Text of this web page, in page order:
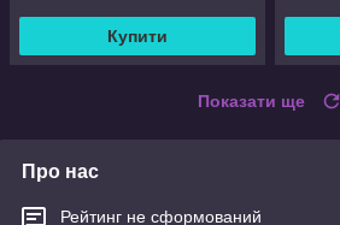
Купити
Показати ще
Про нас
Рейтинг не сформований